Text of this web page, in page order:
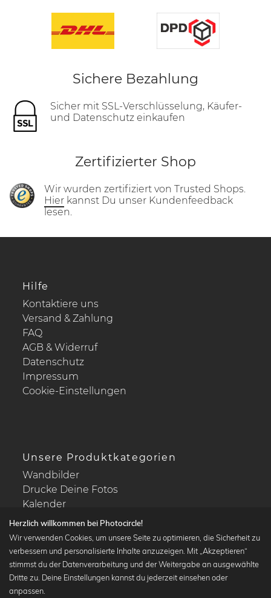
Sichere Bezahlung
Sicher mit SSL-Verschlüsselung, Käufer-
und Datenschutz einkaufen
Zertifizierter Shop
Wir wurden zertifiziert von Trusted Shops.
Hier kannst Du unser Kundenfeedback
lesen.
Hilfe
Kontaktiere uns
Versand & Zahlung
FAQ
AGB & Widerruf
Datenschutz
Impressum
Cookie-Einstellungen
Unsere Produktkategorien
Wandbilder
Drucke Deine Fotos
Kalender
Beliebte Kollektionen
Wandbilder in schwarz-weiß
Herzlich willkommen bei Photocircle!
Wir verwenden Cookies, um unsere Seite zu optimieren, die Sicherheit zu
verbessern und personalisierte Inhalte anzuzeigen. Mit „Akzeptieren“
stimmst du der Datenverarbeitung und der Weitergabe an ausgewählte
Dritte zu. Deine Einstellungen kannst du jederzeit einsehen oder
anpassen.